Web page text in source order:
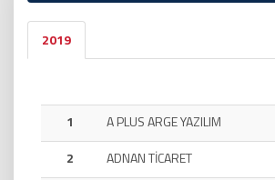
2019
1
A PLUS ARGE YAZILIM
2
ADNAN TİCARET